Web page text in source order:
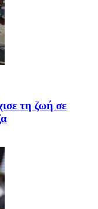
τη ζωή σε